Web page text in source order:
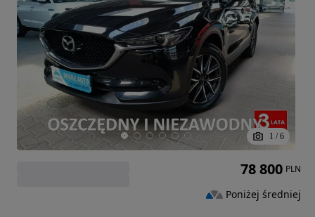
1 / 6
78 800 PLN
Poniżej średniej